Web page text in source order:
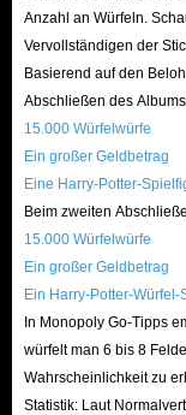
Mit unseren
Sterne-Safes finden,
Verpassen Sie nicht die
ein und bringen Sie Ihr
Anzahl an Würfeln.
Vervollständigen der
Basierend auf den
Abschließen des
15.000 Würfelwürfe
Ein großer Geldbetrag
Eine Harry-Potter-
Beim zweiten
15.000 Würfelwürfe
Ein großer Geldbetrag
Ein Harry-Potter-Würfel-
In Monopoly Go-Tipps
würfelt man 6 bis 8
Wahrscheinlichkeit zu
Statistik: Laut